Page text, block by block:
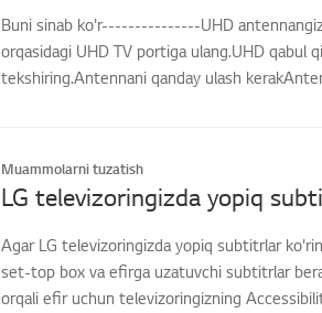
Buni sinab ko'r---------------UHD
orqasidagi UHD TV portiga ulang.UHD qabul
tekshiring.Antennani qanday ulash
Muammolarni tuzatish
Agar LG televizoringizda yopiq subtitrlar
set-top box va efirga uzatuvchi subtitrlar
orqali efir uchun televizoringizning